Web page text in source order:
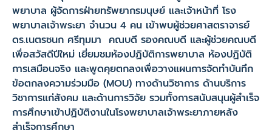
พยาบาล ผู้จัดการฝ่ายทรัพยากรมนุษย์ และเจ้าหน้าที่ โรง
พยาบาลเจ้าพระยา จำนวน 4 คน เข้าพบผู้ช่วยศาสตราจารย์
ดร.เนตรชนก ศรีทุมมา คณบดี รองคณบดี และผู้ช่วยคณบดี
เพื่อสวัสดีปีใหม่ เยี่ยมชมห้องปฏิบัติการพยาบาล ห้องปฏิบัติ
การเสมือนจริง และพูดคุยตกลงเพื่อวางแผนการจัดทำบันทึก
ข้อตกลงความร่วมมือ (MOU) ทางด้านวิชาการ ด้านบริการ
วิชาการแก่สังคม และด้านการวิจัย รวมทั้งการสนับสนุนผู้สำเร็จ
การศึกษาเข้าปฏิบัติงานในโรงพยาบาลเจ้าพระยาภายหลัง
สำเร็จการศึกษา